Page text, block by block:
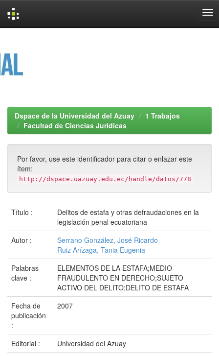
Dspace de la Universidad del Azuay
1 Trabajos
Facultad de Ciencias Jurídicas
Por favor, use este identificador para citar o enlazar este
ítem:
http://dspace.uazuay.edu.ec/handle/datos/778
Título :
Delitos de estafa y otras defraudaciones en la
legislación penal ecuatoriana
Autor :
Serrano González, José Ricardo
Ruiz Arízaga, Tania Eugenia
Palabras
clave :
ELEMENTOS DE LA ESTAFA;MEDIO
FRAUDULENTO EN DERECHO;SUJETO
ACTIVO DEL DELITO;DELITO DE ESTAFA
Fecha de
publicación
:
2007
Editorial :
Universidad del Azuay